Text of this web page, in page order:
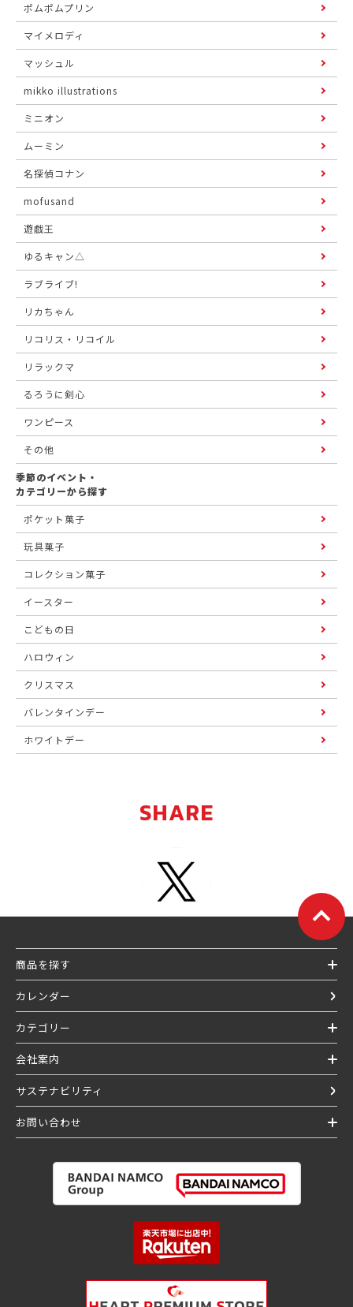
ポムポムプリン
マイメロディ
マッシュル
mikko illustrations
ミニオン
ムーミン
名探偵コナン
mofusand
遊戯王
ゆるキャン△
ラブライブ!
リカちゃん
リコリス・リコイル
リラックマ
るろうに剣心
ワンピース
その他
季節のイベント・
カテゴリーから探す
ポケット菓子
玩具菓子
コレクション菓子
イースター
こどもの日
ハロウィン
クリスマス
バレンタインデー
ホワイトデー
SHARE
商品を探す
カレンダー
カテゴリー
会社案内
サステナビリティ
お問い合わせ